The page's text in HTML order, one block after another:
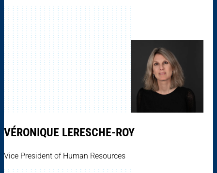
VÉRONIQUE LERESCHE-ROY
Vice President of Human Resources